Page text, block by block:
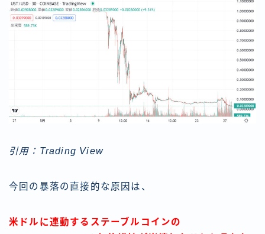
引用：Trading View
今回の暴落の直接的な原因は、
米ドルに連動するステーブルコインの